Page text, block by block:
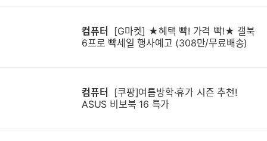
컴퓨터
6프로 빡세일 행사예고 (308만/무료배송)
컴퓨터
ASUS 비보북 16 특가